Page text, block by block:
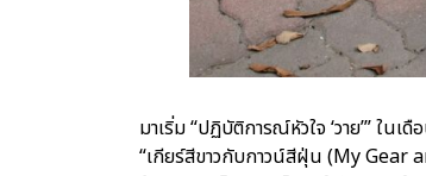
มาเริ่ม “ปฏิบัติการณ์หัวใจ ‘วาย’” ใ
“เกียร์สีขาวกับกาวน์สีฝุ่น (My Gear